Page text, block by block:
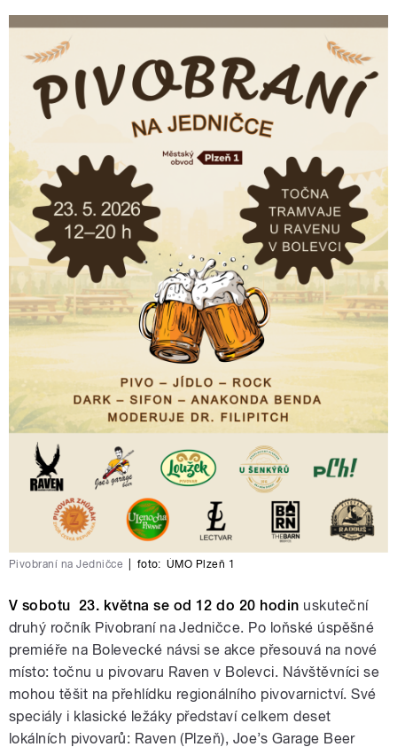
Pivobraní na Jedničce foto: ÚMO Plzeň 1
V sobotu 23. května se od 12 do 20 hodin uskuteční
druhý ročník Pivobraní na Jedničce. Po loňské úspěšné
premiéře na Bolevecké návsi se akce přesouvá na nové
místo: točnu u pivovaru Raven v Bolevci. Návštěvníci se
mohou těšit na přehlídku regionálního pivovarnictví. Své
speciály i klasické ležáky představí celkem deset
lokálních pivovarů: Raven (Plzeň), Joe’s Garage Beer